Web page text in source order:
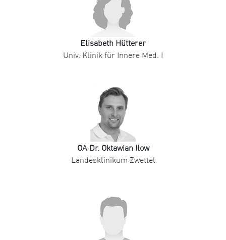
Elisabeth Hütterer
Univ. Klinik für Innere Med. I
OA Dr. Oktawian Ilow
Landesklinikum Zwettel